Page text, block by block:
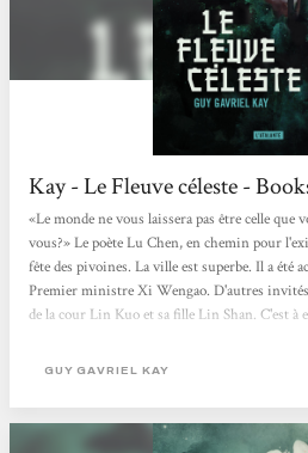
Kay - Le Fleuve céleste -
«Le monde ne vous laissera pas être celle que
vous?» Le poète Lu Chen, en chemin pour
fête des pivoines. La ville est superbe. Il a été
Premier ministre Xi Wengao. D'autres
de la cour Lin Kuo et sa fille Lin Shan. C'est à
laissé la porte ouverte. Elle sait que le
GUY GAVRIEL KAY